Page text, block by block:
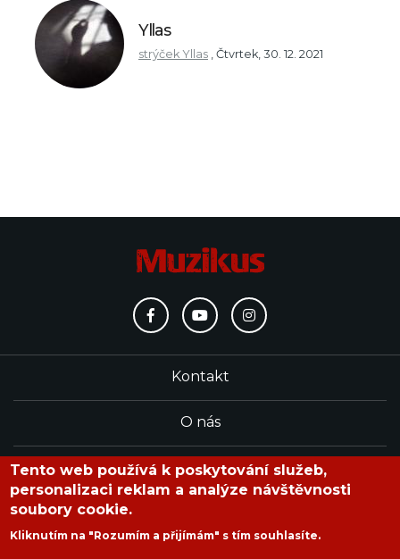
Yllas
strýček Yllas Čtvrtek, 30. 12. 2021
Kontakt
O nás
Redakce
Tento web používá k poskytování služeb,
personalizaci reklam a analýze návštěvnosti
soubory cookie.
Kliknutím na "Rozumím a přijímám" s tím souhlasíte.